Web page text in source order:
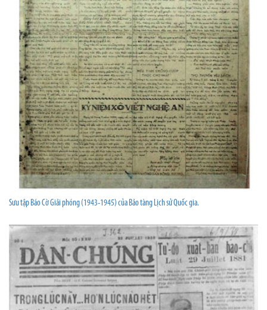
Sưu tập Báo Cờ Giải phóng (1943-1945) của Bảo tàng Lịch sử Quốc gia.